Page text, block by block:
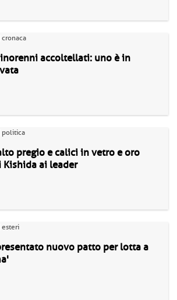
accoltellati: uno è in
politica
pregio e calici in vetro e oro
ai leader
nuovo patto per lotta a